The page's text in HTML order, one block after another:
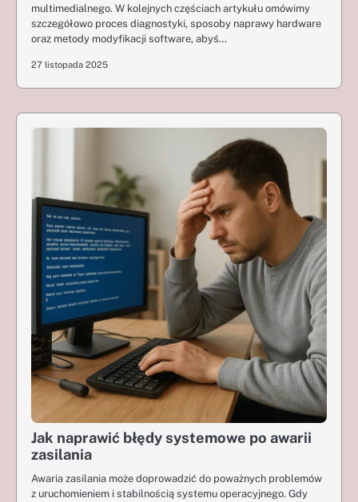
multimedialnego. W kolejnych częściach artykułu omówimy
szczegółowo proces diagnostyki, sposoby naprawy hardware
oraz metody modyfikacji software, abyś…
27 listopada 2025
Jak naprawić błędy systemowe po awarii
zasilania
Awaria zasilania może doprowadzić do poważnych problemów
z uruchomieniem i stabilnością systemu operacyjnego. Gdy